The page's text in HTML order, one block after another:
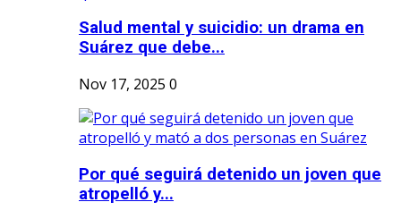
Salud mental y suicidio: un drama en
Suárez que debe...
Nov 17, 2025 0
Por qué seguirá detenido un joven que
atropelló y...